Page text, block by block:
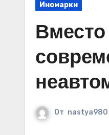
Иномарки
От nastya980